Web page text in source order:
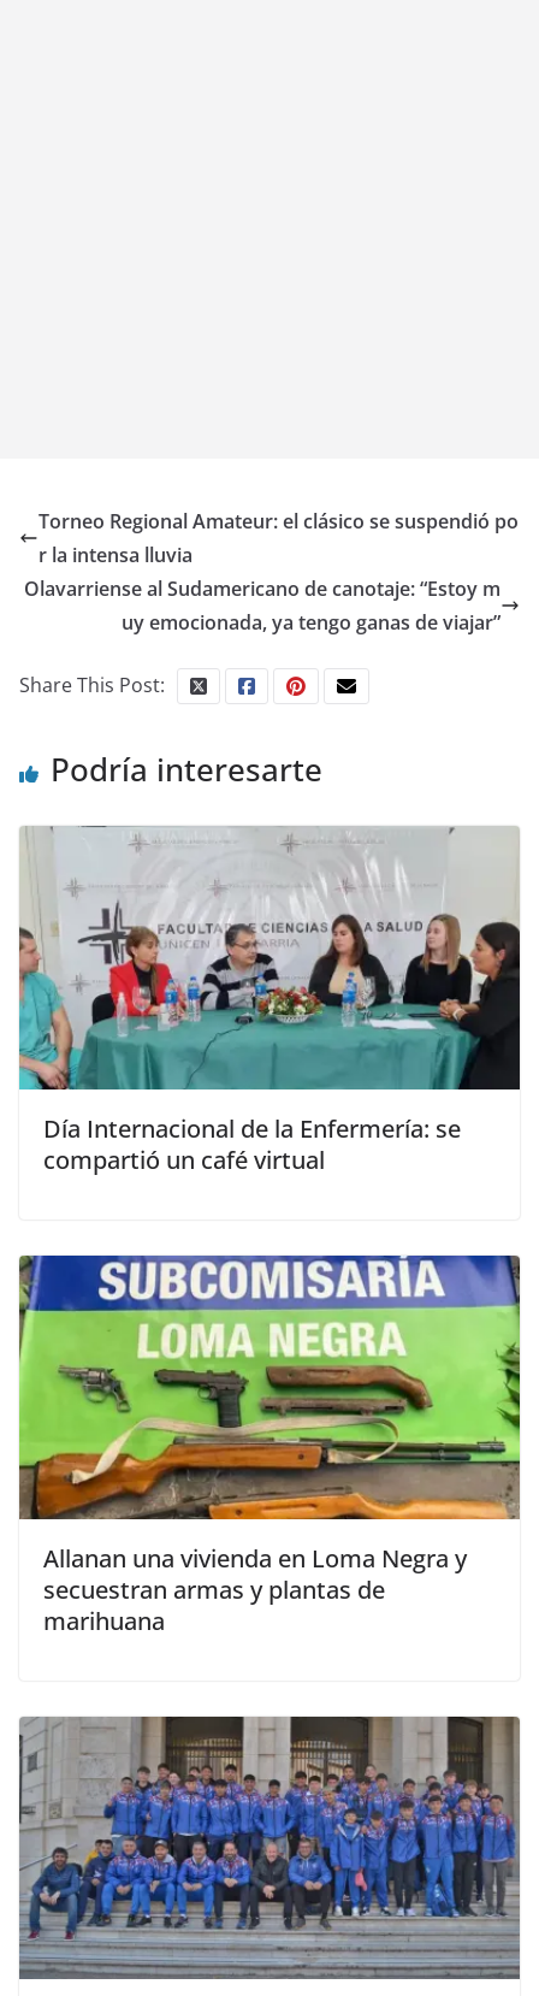
Torneo Regional Amateur: el clásico se suspendió po
r la intensa lluvia
Olavarriense al Sudamericano de canotaje: “Estoy m
uy emocionada, ya tengo ganas de viajar”
Share This Post:
Podría interesarte
Día Internacional de la Enfermería: se
compartió un café virtual
Allanan una vivienda en Loma Negra y
secuestran armas y plantas de
marihuana